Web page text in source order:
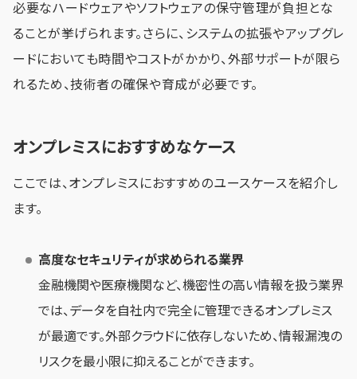
必要なハードウェアやソフトウェアの保守管理が負担とな
ることが挙げられます。さらに、システムの拡張やアップグレ
ードにおいても時間やコストがかかり、外部サポートが限ら
れるため、技術者の確保や育成が必要です。
オンプレミスにおすすめなケース
ここでは、オンプレミスにおすすめのユースケースを紹介し
ます。
高度なセキュリティが求められる業界
金融機関や医療機関など、機密性の高い情報を扱う業界
では、データを自社内で完全に管理できるオンプレミス
が最適です。外部クラウドに依存しないため、情報漏洩の
リスクを最小限に抑えることができます。